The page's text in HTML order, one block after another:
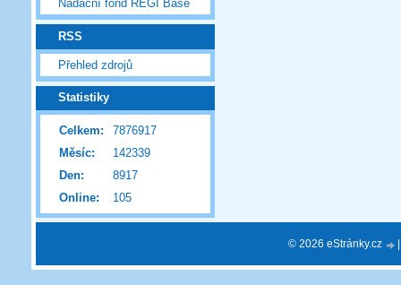
Nadační fond REGI Base
RSS
Přehled zdrojů
Statistiky
Online: 105
Celkem:
7876917
Měsíc:
142339
Den:
8917
© 2026 eStránky.cz